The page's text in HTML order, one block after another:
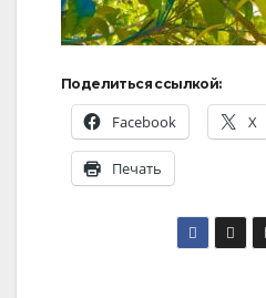
Поделиться ссылкой:
Facebook X
Печать